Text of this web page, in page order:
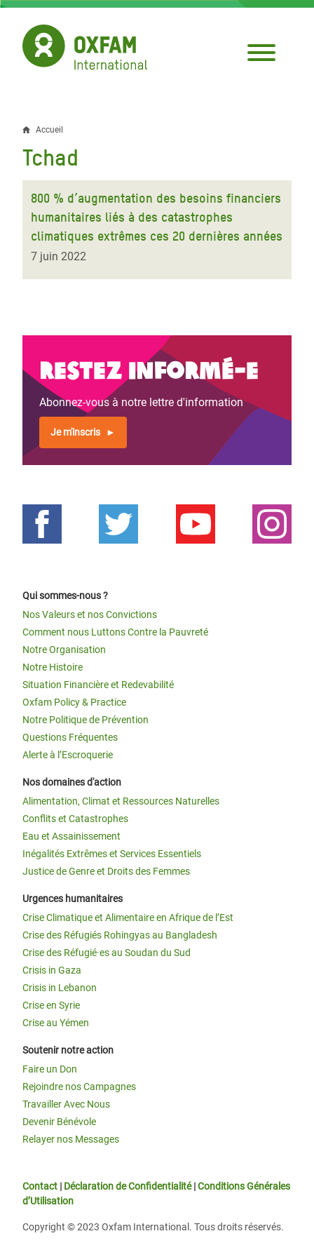
Aller
contenu
principal
Fil
d'Ariane
Accueil
Tchad
800 % d’augmentation des besoins financiers
humanitaires liés à des catastrophes
climatiques extrêmes ces 20 dernières années
7 juin 2022
Restez informé-e
Abonnez-vous à notre lettre d'information
Je m'inscris
Qui sommes-nous ?
Nos Valeurs et nos Convictions
Comment nous Luttons Contre la Pauvreté
Notre Organisation
Notre Histoire
Situation Financière et Redevabilité
Oxfam Policy & Practice
Notre Politique de Prévention
Questions Fréquentes
Alerte à l’Escroquerie
Nos domaines d'action
Alimentation, Climat et Ressources Naturelles
Conflits et Catastrophes
Eau et Assainissement
Inégalités Extrêmes et Services Essentiels
Justice de Genre et Droits des Femmes
Urgences humanitaires
Crise Climatique et Alimentaire en Afrique de l’Est
Crise des Réfugiés Rohingyas au Bangladesh
Crise des Réfugié·es au Soudan du Sud
Crisis in Gaza
Crisis in Lebanon
Crise en Syrie
Crise au Yémen
Soutenir notre action
Faire un Don
Rejoindre nos Campagnes
Travailler Avec Nous
Devenir Bénévole
Relayer nos Messages
Contact | Déclaration de Confidentialité|Conditions Générales
d’Utilisation
Copyright © 2023 Oxfam International. Tous droits réservés.